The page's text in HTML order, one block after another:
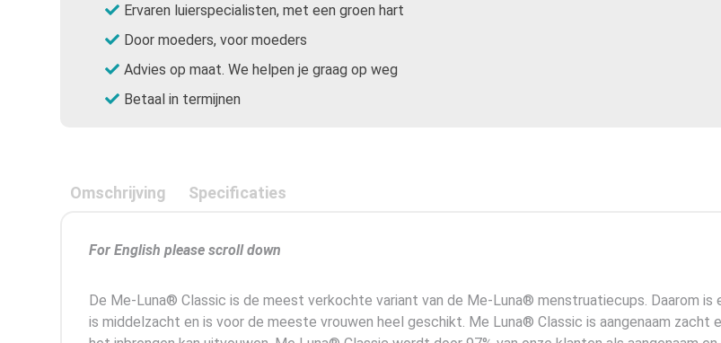
Ervaren luierspecialisten, met een groen hart
Door moeders, voor moeders
Advies op maat. We helpen je graag op weg
Betaal in termijnen
Omschrijving Specificaties
For English please scroll down
De Me-Luna® Classic is de meest verkochte variant van de Me-Luna® menstruatiecups. Daarom is
is middelzacht en is voor de meeste vrouwen heel geschikt. Me Luna® Classic is aangenaam